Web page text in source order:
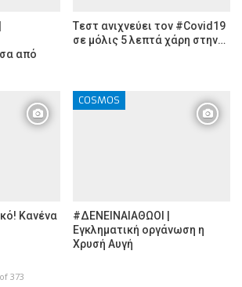
από
Tεστ ανιχνεύει τον #Covid19
σε μόλις 5 λεπτά χάρη στην…
Κανένα
COSMOS
#ΔΕΝΕΙΝΑΙΑΘΩΟΙ |
Εγκληματική οργάνωση η
Χρυσή Αυγή
373